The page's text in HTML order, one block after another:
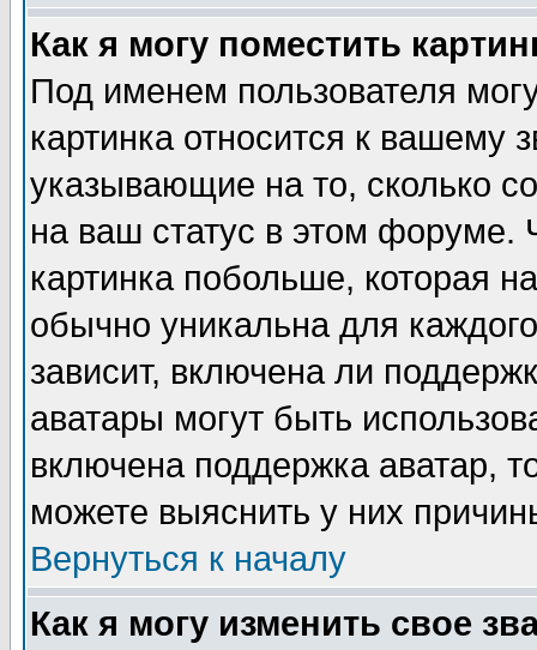
Как я могу поместить
Под именем пользователя
картинка относится к вашему
указывающие на то, сколько
на ваш статус в этом форуме.
картинка побольше, которая
обычно уникальна для
зависит, включена ли
аватары могут быть
включена поддержка аватар,
можете выяснить у них
Вернуться к началу
Как я могу изменить свое